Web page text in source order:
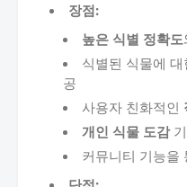
장점:
높은 식별 정확도
식별된 식물에 대
공
사용자 친화적인
개인 식물 도감기
커뮤니티 기능을